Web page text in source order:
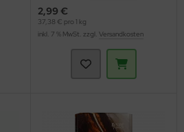
2,99 €
37,38 € pro 1 kg
inkl. 7 % MwSt. zzgl. Versandkosten